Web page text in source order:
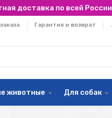
доставка по всей России
Гарантия и возврат
животные Для собак